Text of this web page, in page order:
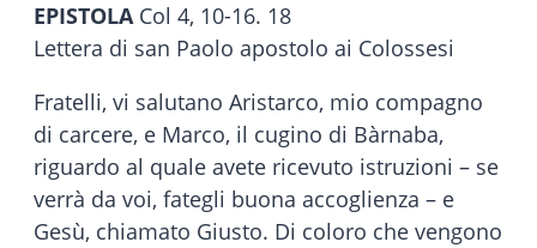
EPISTOLACol 4, 10-16. 18
Lettera di san Paolo apostolo ai Colossesi
Fratelli, vi salutano Aristarco, mio compagno
di carcere, e Marco, il cugino di Bàrnaba,
riguardo al quale avete ricevuto istruzioni – se
verrà da voi, fategli buona accoglienza – e
Gesù, chiamato Giusto. Di coloro che vengono